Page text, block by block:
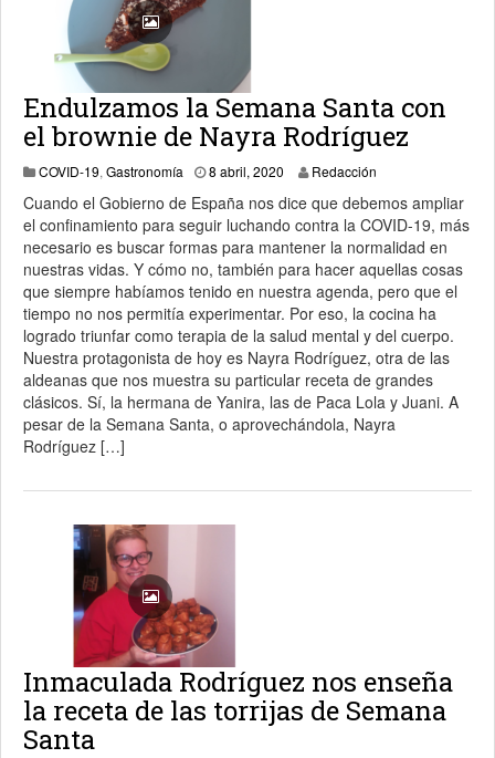
Endulzamos la Semana Santa con
el brownie de Nayra Rodríguez
COVID-19, Gastronomía 8 abril, 2020 8 abril, 2020
Redacción
Cuando el Gobierno de España nos dice que debemos ampliar
el confinamiento para seguir luchando contra la COVID-19, más
necesario es buscar formas para mantener la normalidad en
nuestras vidas. Y cómo no, también para hacer aquellas cosas
que siempre habíamos tenido en nuestra agenda, pero que el
tiempo no nos permitía experimentar. Por eso, la cocina ha
logrado triunfar como terapia de la salud mental y del cuerpo.
Nuestra protagonista de hoy es Nayra Rodríguez, otra de las
aldeanas que nos muestra su particular receta de grandes
clásicos. Sí, la hermana de Yanira, las de Paca Lola y Juani. A
pesar de la Semana Santa, o aprovechándola, Nayra
Rodríguez […]
Inmaculada Rodríguez nos enseña
la receta de las torrijas de Semana
Santa